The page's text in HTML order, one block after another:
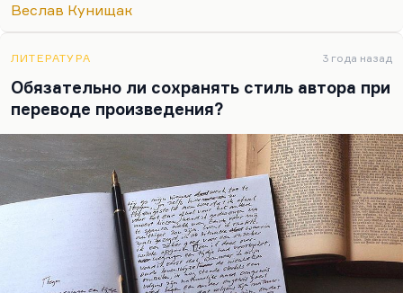
конгломерат нерасчленимый. Видите, семерку
люди, который я люблю кровной,
нерасторжимой любовью. Блок, Слепакова и
Лосев. Наверное, вот так.
Мне при первом знакомстве Кенжеев сказал:
«Твоими любимыми поэтами должны быть Блок
и Мандельштам». Насчет Блока – да, говорю,
точно, не ошибся. А вот насчет Мандельштама –
не знаю. При всем бесконечном…
Веслав Кунищак
ЛИТЕРАТУРА 3 года назад
Обязательно ли сохранять стиль автора при
переводе произведения?